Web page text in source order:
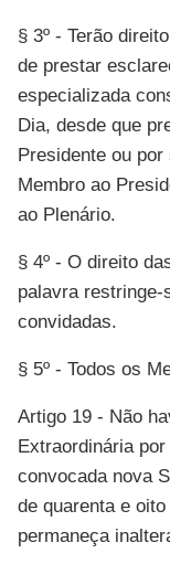
§ 3º - Terão
de prestar
especializada
Dia, desde que
Presidente ou
Membro ao
ao Plenário.
§ 4º - O direito
palavra restringe-
convidadas.
§ 5º - Todos os
Artigo 19 - Não
Extraordinária
convocada nova
de quarenta e
permaneça